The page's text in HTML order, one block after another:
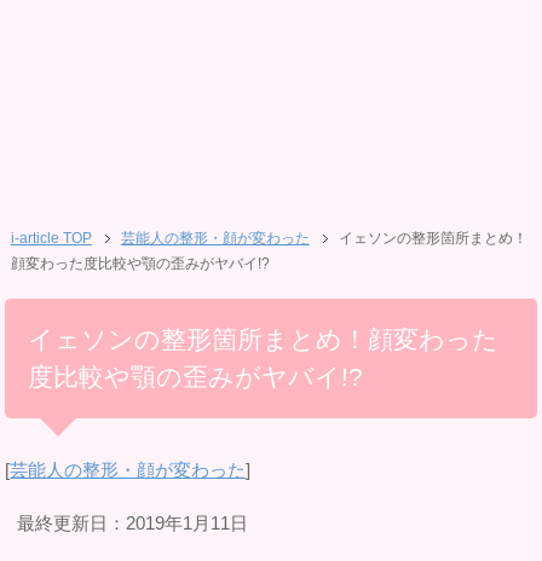
i-article TOP 芸能人の整形・顔が変わった
イェソンの整形箇所まとめ！
顔変わった度比較や顎の歪みがヤバイ!?
イェソンの整形箇所まとめ！顔変わった
度比較や顎の歪みがヤバイ!?
[芸能人の整形・顔が変わった]
最終更新日：2019年1月11日